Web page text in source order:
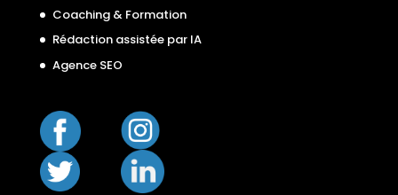
Coaching & Formation
Rédaction assistée par IA
Agence SEO